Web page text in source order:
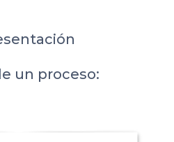
un proceso: